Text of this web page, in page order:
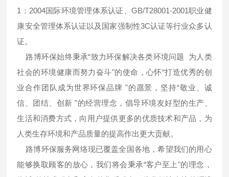
1：2004国际环境管理体系认证、GB/T28001-2001职业健
康安全管理体系认证以及国家强制性3C认证等行业众多认
证。
路博环保始终秉承“致力环保解决各类环境问题 为人类
社会的环境健康而努力奋斗"的使命，心怀“打造优秀的创
业合作团队成为世界环保品牌 "的愿景，坚持“敬业、诚
信、团结、创新 "的经营理念，倡导环境友好型的生产、
生活和消费方式，向用户提供更多的优质技术和产品，为
人类生存环境和产品质量的提高作出更大贡献。
路博环保服务网络现已覆盖全国各地，希望我们的用心
能够换取顾客的放心，我们将会秉承“客户至上"的理念，